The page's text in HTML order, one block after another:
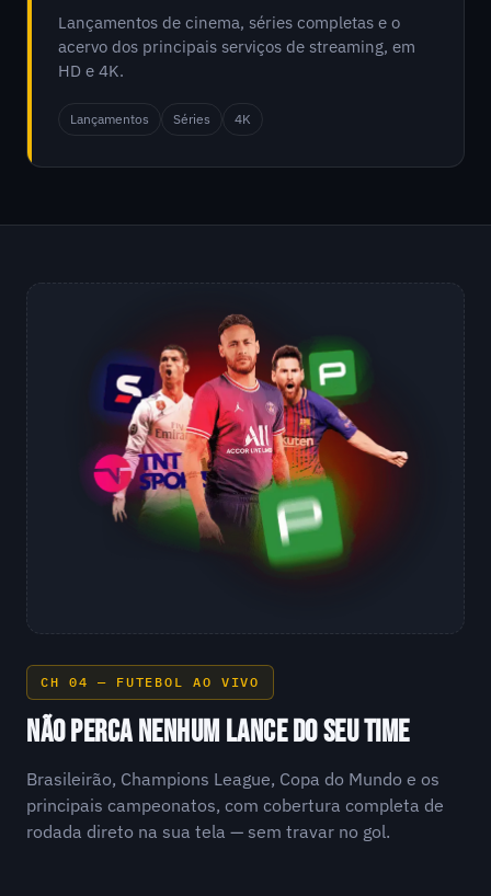
Lançamentos de cinema, séries completas e o
acervo dos principais serviços de streaming, em
HD e 4K.
Lançamentos Séries 4K
CH 04 — FUTEBOL AO VIVO
NÃO PERCA NENHUM LANCE DO SEU TIME
Brasileirão, Champions League, Copa do Mundo e os
principais campeonatos, com cobertura completa de
rodada direto na sua tela — sem travar no gol.